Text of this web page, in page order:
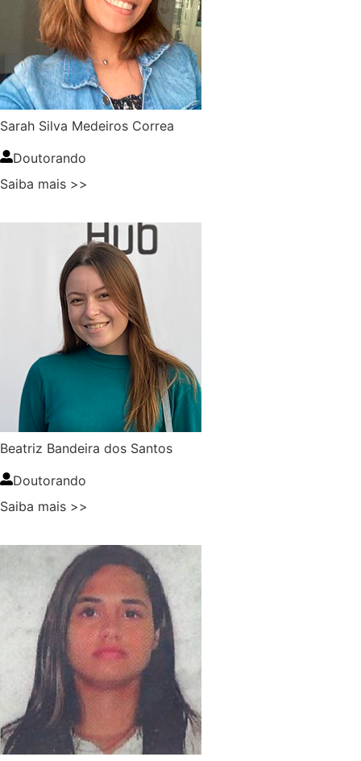
Sarah Silva Medeiros Correa
Doutorando
Saiba mais >>
Beatriz Bandeira dos Santos
Doutorando
Saiba mais >>